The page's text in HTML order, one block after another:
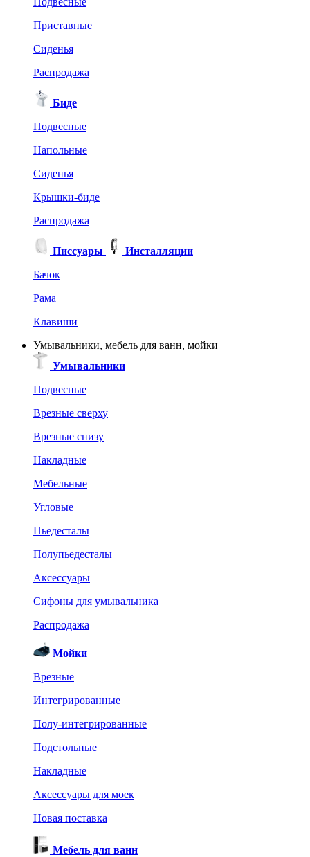
Приставные
Сиденья
Распродажа
Биде
Подвесные
Напольные
Сиденья
Крышки-биде
Распродажа
Писсуары
Инсталляции
Бачок
Рама
Клавиши
Умывальники, мебель для ванн, мойки
Умывальники
Подвесные
Врезные сверху
Врезные снизу
Накладные
Мебельные
Угловые
Пьедесталы
Полупьедесталы
Аксессуары
Сифоны для умывальника
Распродажа
Мойки
Врезные
Интегрированные
Полу-интегрированные
Подстольные
Накладные
Аксессуары для моек
Новая поставка
Мебель для ванн